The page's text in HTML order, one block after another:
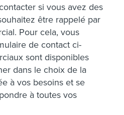
si vous avez des
être rappelé par
Pour cela, vous
de contact ci-
sont disponibles
dans le choix de la
à vos besoins et se
à toutes vos